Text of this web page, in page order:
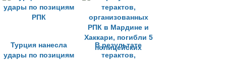
Турция нанесла
удары по позициям
В результате
терактов,